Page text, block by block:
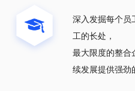
深入发掘每个员
工的长处，
最大限度的整合
续发展提供强劲